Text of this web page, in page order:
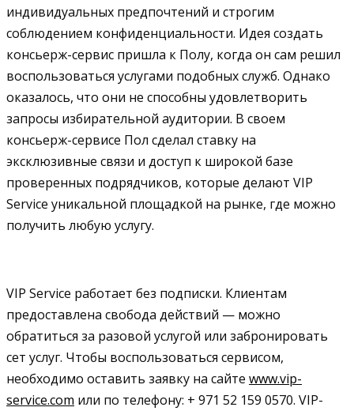
индивидуальных предпочтений и строгим
соблюдением конфиденциальности. Идея создать
консьерж-сервис пришла к Полу, когда он сам решил
воспользоваться услугами подобных служб. Однако
оказалось, что они не способны удовлетворить
запросы избирательной аудитории. В своем
консьерж-сервисе Пол сделал ставку на
эксклюзивные связи и доступ к широкой базе
проверенных подрядчиков, которые делают VIP
Service уникальной площадкой на рынке, где можно
получить любую услугу.
VIP Service работает без подписки. Клиентам
предоставлена свобода действий — можно
обратиться за разовой услугой или забронировать
сет услуг. Чтобы воспользоваться сервисом,
необходимо оставить заявку на сайте www.vip-
service.com или по телефону: + 971 52 159 0570. VIP-